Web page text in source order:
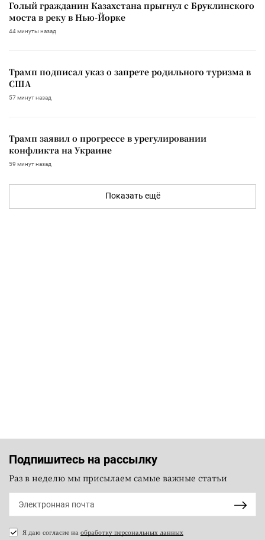
Голый гражданин Казахстана прыгнул с Бруклинского
моста в реку в Нью-Йорке
44 минуты назад
Трамп подписал указ о запрете родильного туризма в
США
57 минут назад
Трамп заявил о прогрессе в урегулировании
конфликта на Украине
59 минут назад
Показать ещё
Подпишитесь на рассылку
Раз в неделю мы присылаем самые важные статьи
Я даю согласие на обработку персональных данных